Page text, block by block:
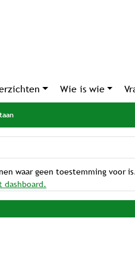
Wie is wie
waar geen toestemming voor
dashboard.